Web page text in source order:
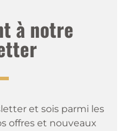
à notre
et sois parmi les
offres et nouveaux